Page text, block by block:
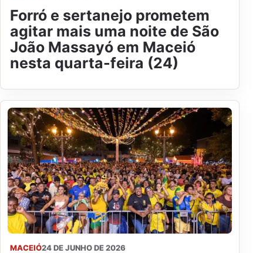
Forró e sertanejo prometem
agitar mais uma noite de São
João Massayó em Maceió
nesta quarta-feira (24)
MACEIÓ24 DE JUNHO DE 2026